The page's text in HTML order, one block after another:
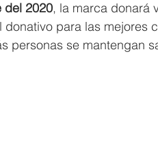
del 2020, la marca donará
para las mejores
personas se mantengan